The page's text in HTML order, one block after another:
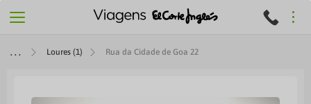
Loures (1) Rua da Cidade de Goa 22